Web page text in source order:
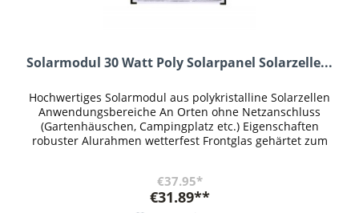
Solarmodul 30 Watt Poly Solarpanel Solarzelle...
Hochwertiges Solarmodul aus polykristalline Solarzellen
Anwendungsbereiche An Orten ohne Netzanschluss
(Gartenhäuschen, Campingplatz etc.) Eigenschaften
robuster Alurahmen wetterfest Frontglas gehärtet zum
€37.95*
€31.89**